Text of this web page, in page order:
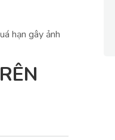
hạn gây ảnh